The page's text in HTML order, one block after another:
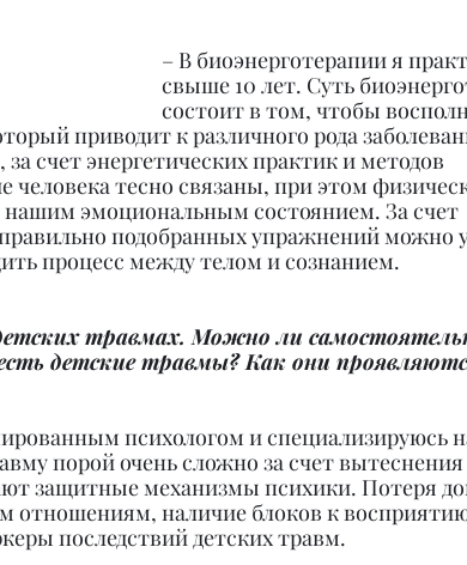
– В биоэнерготерапии я
свыше 10 лет. Суть
состоит в том, чтобы
приводит к различного рода
счет энергетических практик и методов
человека тесно связаны, при этом
нашим эмоциональным состоянием. За счет
подобранных упражнений можно
процесс между телом и сознанием.
травмах. Можно ли
детские травмы? Как они
психологом и специализируюсь
порой очень сложно за счет
защитные механизмы психики. Потеря
отношениям, наличие блоков к
последствий детских травм.